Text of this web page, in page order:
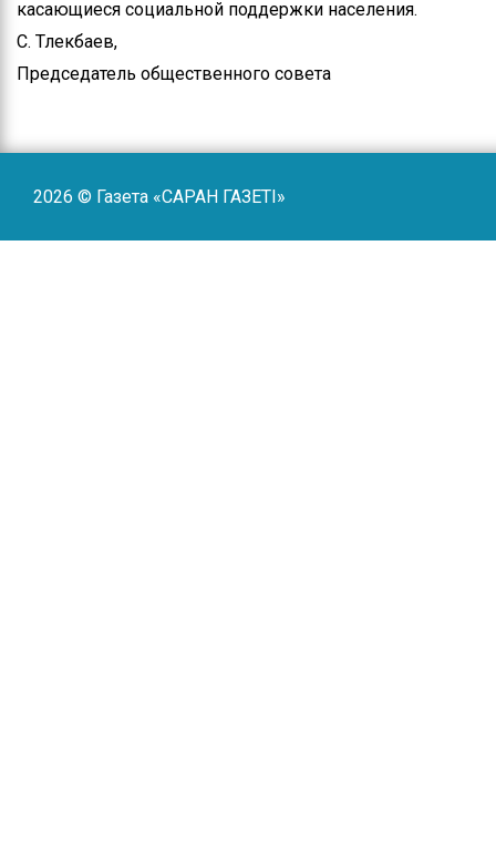
касающиеся социальной поддержки населения.
С. Тлекбаев,
Председатель общественного совета
2026 © Газета «САРАН ГАЗЕТI»